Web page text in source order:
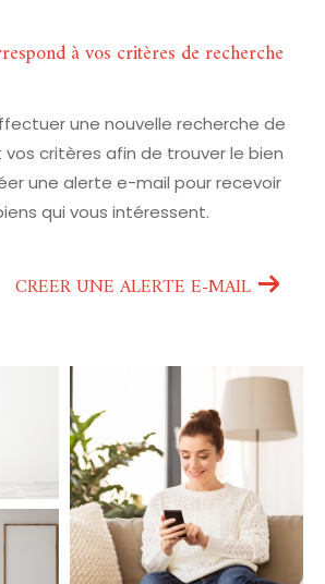
à vos critères de recherche
une nouvelle recherche de
critères afin de trouver le bien
une alerte e-mail pour recevoir
qui vous intéressent.
CREER UNE ALERTE E-MAIL